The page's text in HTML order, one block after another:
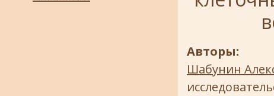
Авторы:
Шабунин